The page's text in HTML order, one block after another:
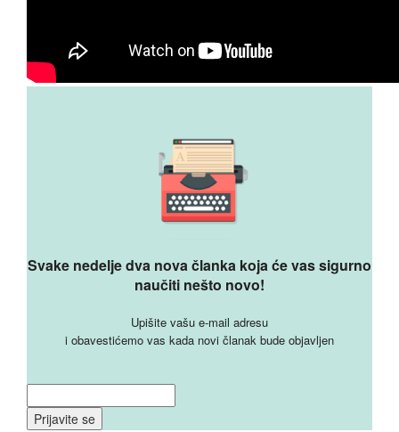
Svake nedelje dva nova članka koja će vas sigurno
naučiti nešto novo!
Upišite vašu e-mail adresu
i obavestićemo vas kada novi članak bude objavljen